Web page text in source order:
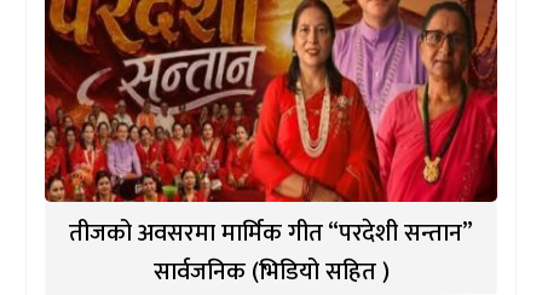
तीजको अवसरमा मार्मिक गीत “परदेशी सन्तान”
सार्वजनिक (भिडियो सहित )